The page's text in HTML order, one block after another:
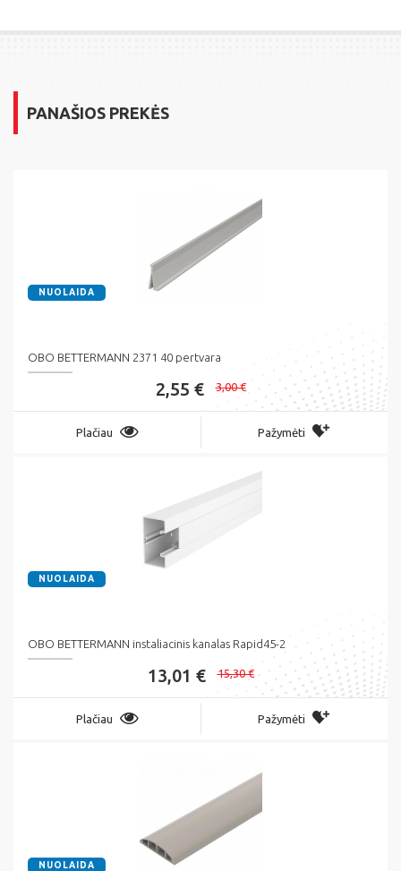
PANAŠIOS PREKĖS
NUOLAIDA
OBO BETTERMANN 2371 40 pertvara
2,55 € 3,00 €
Plačiau Pažymėti
NUOLAIDA
OBO BETTERMANN instaliacinis kanalas Rapid45-2
13,01 € 15,30 €
Plačiau Pažymėti
NUOLAIDA